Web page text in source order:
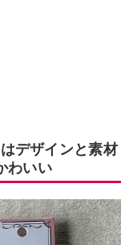
デザインと素材
わいい